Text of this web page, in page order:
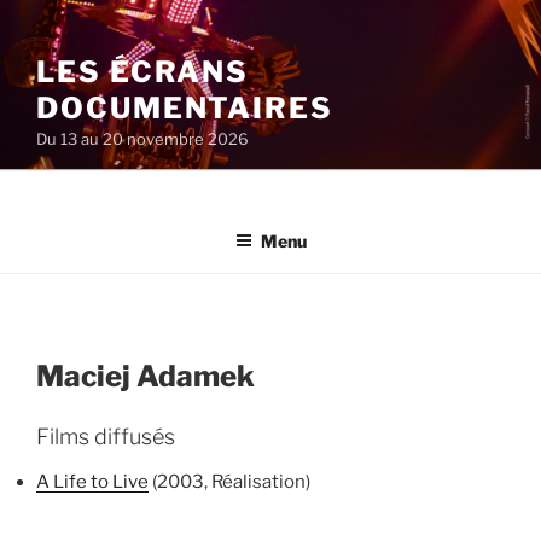
au
contenu
principal
LES ÉCRANS
DOCUMENTAIRES
Du 13 au 20 novembre 2026
Menu
Maciej Adamek
Films diffusés
A Life to Live (2003, Réalisation)